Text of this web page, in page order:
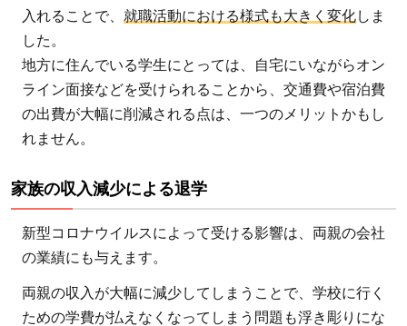
イ
ル
ス
の
支
制
と
は
3.1
高等
学校
入れることで、 就職活動における様式も大きく変化しま
した。
地方に住んでいる学生にとっては、自宅にいながらオン
ライン面接などを受けられることから、交通費や宿泊費
の出費が大幅に削減される点は、一つのメリットかもし
れません。
家族の収入減少による退学
新型コロナウイルスによって受ける影響は、両親の会社
の業績にも与えます。
両親の収入が大幅に減少してしまうことで、学校に行く
ための学費が払えなくなってしまう問題も浮き彫りにな